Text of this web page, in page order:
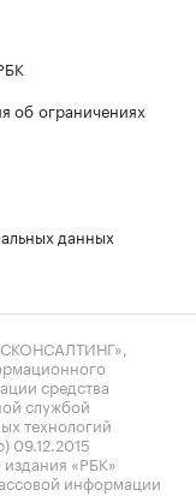
об ограничениях
данных
средства
службой
технологий
09.12.2015
«РБК»
информации